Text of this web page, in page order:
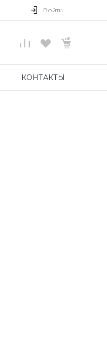
Войти
КОНТАКТЫ